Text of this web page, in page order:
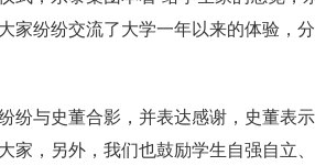
家纷纷交流了大学一年以来的体验，
纷与史董合影，并表达感谢，史董表
家，另外，我们也鼓励学生自强自立